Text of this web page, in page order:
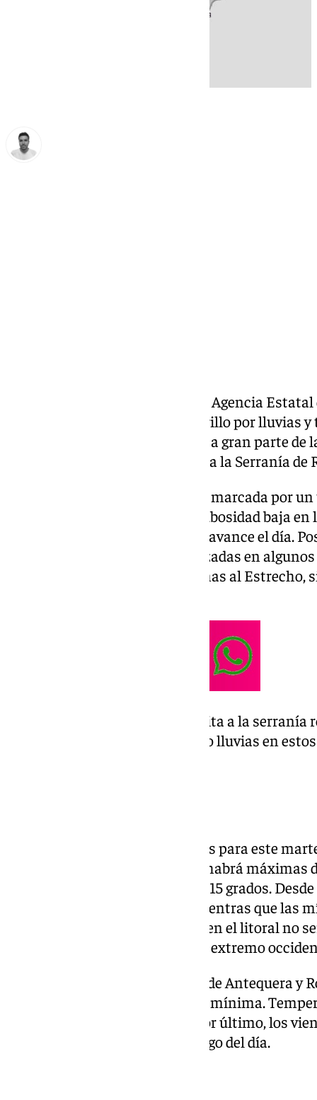
Este martes 19 de noviembre, la Agencia
mantendrá activo el aviso amarillo por lluvias
Málaga y Cádiz. La alerta afecta a gran parte
que en Málaga el aviso se atañe a la Serranía de
Por lo general, la jornada estará marcada por
la Península, con abundante nubosidad baja
que irá levantándose conforme avance el día.
precipitaciones débiles y focalizadas en
localidades malagueñas próximas al
Aunque el aviso amarillo se limita a la
y Marbella se están produciendo lluvias en
Con respecto a las temperaturas para este
grandes cambios. En la capital habrá máximas
durante la noche, llegarán a los 15 grados.
máximas bajen hasta los 21, mientras que las
grandes variaciones. El tiempo en el litoral no
más fresco especialmente en el extremo
En el interior, los termómetros de Antequera y
21 grados de máxima y los 12 de mínima.
desde mañana varios grados. Por último, los
con tendencia a arreciar a lo largo del día.